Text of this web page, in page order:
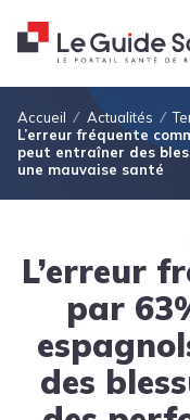
Fil d'Ariane
Accueil Actualités
L’erreur fréquente
peut entraîner des
une mauvaise santé
L’erreur
par
des